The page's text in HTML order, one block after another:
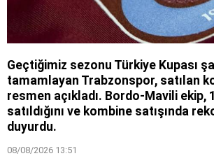
Geçtiğimiz sezonu Türkiye Kupası
tamamlayan Trabzonspor, satılan
resmen açıkladı. Bordo-Mavili ekip,
satıldığını ve kombine satışında
duyurdu.
08/08/2026 13:51